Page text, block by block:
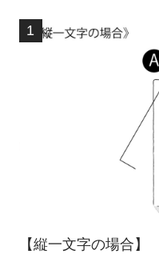
【縦一文字の場合】